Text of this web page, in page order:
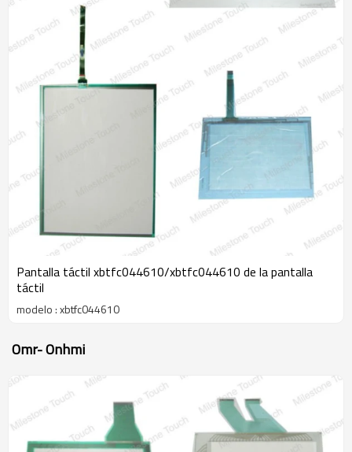
Pantalla táctil xbtfc044610/xbtfc044610 de la pantalla
táctil
modelo : xbtfc044610
Omr- Onhmi